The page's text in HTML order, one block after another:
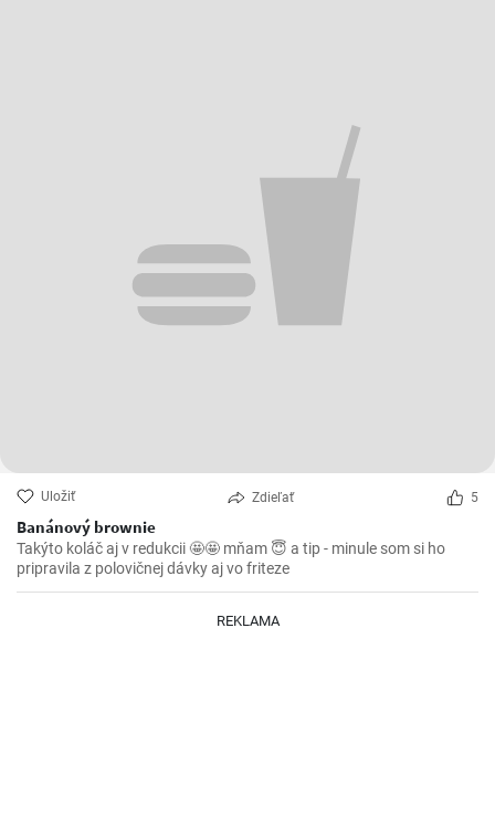
Uložiť Zdieľať 5
Banánový brownie
Takýto koláč aj v redukcii 🤩🤩 mňam 😇 a tip - minule som si ho
pripravila z polovičnej dávky aj vo friteze
REKLAMA